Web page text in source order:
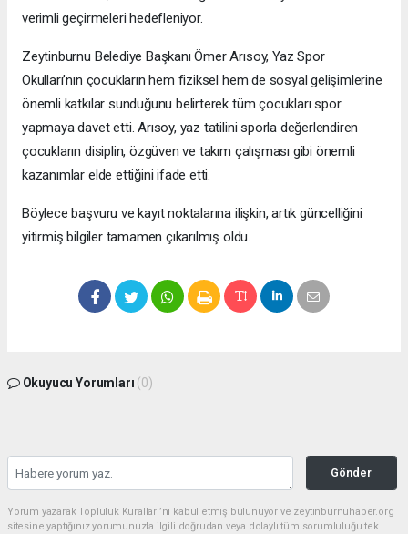
verimli geçirmeleri hedefleniyor.
Zeytinburnu Belediye Başkanı Ömer Arısoy, Yaz Spor
Okulları’nın çocukların hem fiziksel hem de sosyal gelişimlerine
önemli katkılar sunduğunu belirterek tüm çocukları spor
yapmaya davet etti. Arısoy, yaz tatilini sporla değerlendiren
çocukların disiplin, özgüven ve takım çalışması gibi önemli
kazanımlar elde ettiğini ifade etti.
Böylece başvuru ve kayıt noktalarına ilişkin, artık güncelliğini
yitirmiş bilgiler tamamen çıkarılmış oldu.
Okuyucu Yorumları (0)
Gönder
Yorum yazarak Topluluk Kuralları’nı kabul etmiş bulunuyor ve zeytinburnuhaber.org
sitesine yaptığınız yorumunuzla ilgili doğrudan veya dolaylı tüm sorumluluğu tek